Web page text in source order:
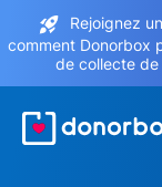
Rejoignez
comment Donorbox
de collecte de